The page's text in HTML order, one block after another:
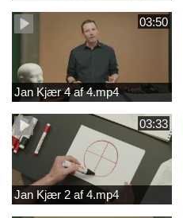
03:50
Jan Kjær 4 af 4.mp4
03:33
Jan Kjær 2 af 4.mp4